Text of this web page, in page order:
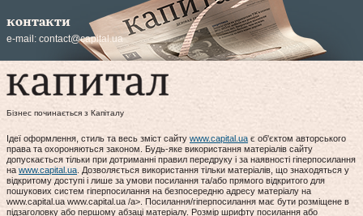
контакти
e-mail: contact@capital.ua
Бізнес починається з Капіталу
Ідеї оформлення, стиль та весь зміст сайту www.capital.ua є об'єктом авторського
права та охороняються законом. Будь-яке використання матеріалів сайту
допускається тільки при дотриманні правил передруку і за наявності гіперпосилання
на www.capital.ua. Дозволяється використання тільки матеріалів, що знаходяться у
відкритому доступі і лише за умови посилання та/або прямого відкритого для
пошукових систем гіперпосилання на безпосередню адресу матеріалу на
www.capital.ua www.capital.ua /a>. Посилання/гіперпосилання має бути розміщене в
підзаголовку або першому абзаці матеріалу. Розмір шрифту посилання або